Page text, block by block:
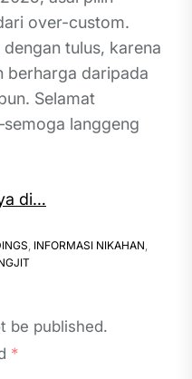
over-custom.
tulus, karena
berharga daripada
Selamat
langgeng
di…
INFORMASI NIKAHAN
be published.
*